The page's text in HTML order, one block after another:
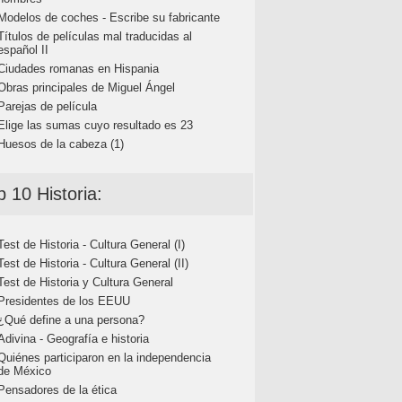
de coches - Escribe su fabricante
de películas mal traducidas al
II
romanas en Hispania
principales de Miguel Ángel
de película
las sumas cuyo resultado es 23
de la cabeza (1)
10 Historia:
de Historia - Cultura General (I)
de Historia - Cultura General (II)
de Historia y Cultura General
de los EEUU
define a una persona?
- Geografía e historia
participaron en la independencia
México
de la ética